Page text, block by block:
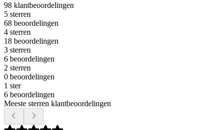
98 klantbeoordelingen
5 sterren
68 beoordelingen
4 sterren
18 beoordelingen
3 sterren
6 beoordelingen
2 sterren
0 beoordelingen
1 ster
6 beoordelingen
Meeste sterren klantbeoordelingen